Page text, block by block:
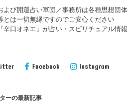
よび開運占い軍団／事務所は各種思想団体
とは一切無縁ですのでご安心ください
口オネエ』が占い・スピリチュアル情報
Facebook Instagram
ーの最新記事